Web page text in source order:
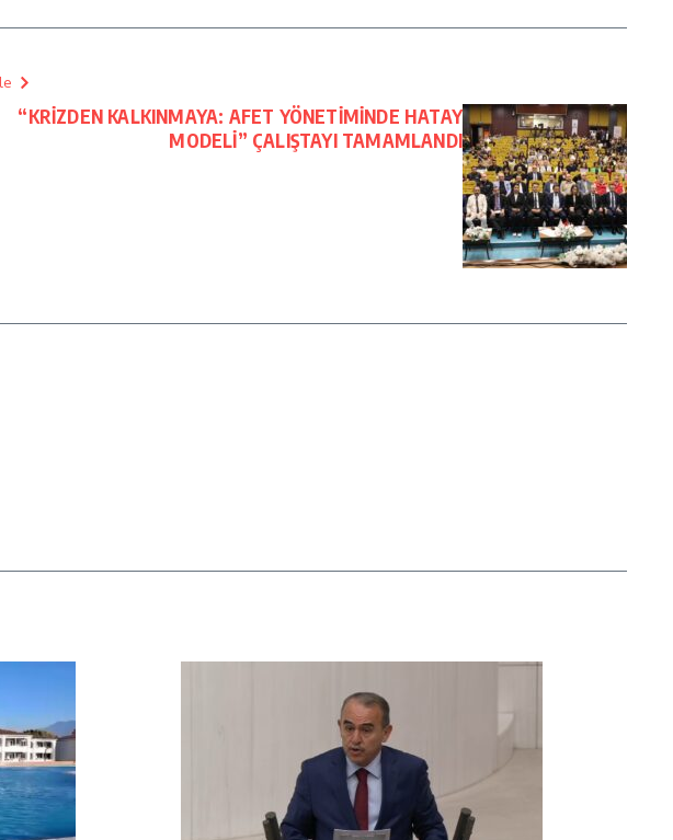
“KRİZDEN KALKINMAYA: AFET YÖNETİMİNDE HATAY
MODELİ” ÇALIŞTAYI TAMAMLANDI